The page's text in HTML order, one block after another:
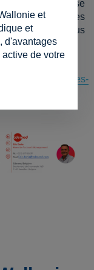
première remise
l'employeur les
par tous
ecocheques-
et
et
d'avantages
de votre